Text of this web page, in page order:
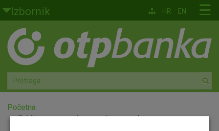
Skoči na glavni sadržaj
Izbornik
Građani
Privatno bankarstvo
Agro
Mala poduzeća i obrtnici
☰
HR EN
Početna
Zahtjev za uspostavu poslovnog odnosa